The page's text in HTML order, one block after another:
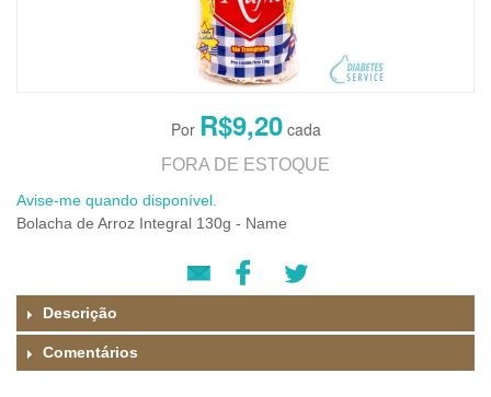
R$9,20
FORA DE ESTOQUE
Avise-me quando disponível.
Bolacha de Arroz Integral 130g - Name
Descrição
Comentários